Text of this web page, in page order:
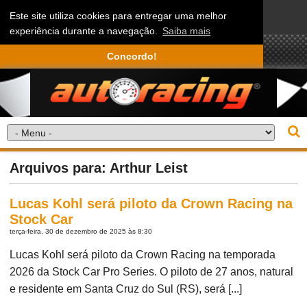
Este site utiliza cookies para entregar uma melhor
experiência durante a navegação. Saiba mais
Concordo!
Arquivos para: Arthur Leist
Lucas Kohl será piloto da Crown Racing na
Stock Car
terça-feira, 30 de dezembro de 2025 às 8:30
Lucas Kohl será piloto da Crown Racing na temporada
2026 da Stock Car Pro Series. O piloto de 27 anos, natural
e residente em Santa Cruz do Sul (RS), será [...]